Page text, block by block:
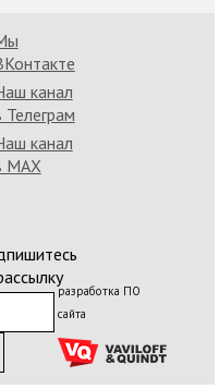
канал
Телеграм
канал
MAX
разработка ПО
сайта